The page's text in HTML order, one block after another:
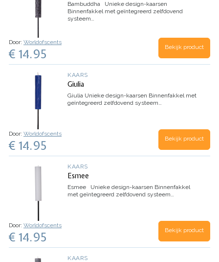
Bambuddha
Unieke design-kaarsen
Binnenfakkel met geïntegreerd zelfdovend
systeem…
Door: Worldofscents
€ 14.95 Bekijk product
KAARS
Giulia
Giulia Unieke design-kaarsen Binnenfakkel met
geïntegreerd zelfdovend systeem…
Door: Worldofscents
€ 14.95 Bekijk product
KAARS
Esmee
Esmee Unieke design-kaarsen Binnenfakkel
met geïntegreerd zelfdovend systeem…
Door: Worldofscents
€ 14.95 Bekijk product
KAARS